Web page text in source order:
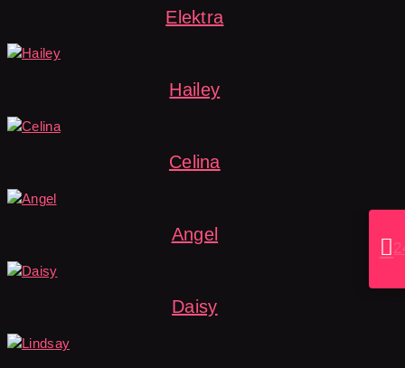
Elektra
Hailey
Celina
Angel
Daisy
